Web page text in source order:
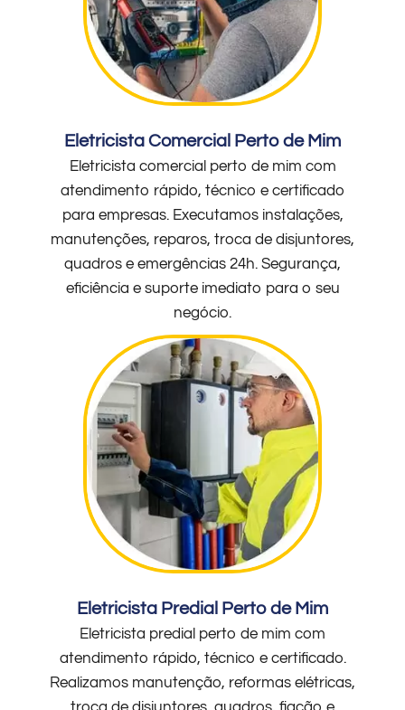
Eletricista Comercial Perto de Mim
Eletricista comercial perto de mim com
atendimento rápido, técnico e certificado
para empresas. Executamos instalações,
manutenções, reparos, troca de disjuntores,
quadros e emergências 24h. Segurança,
eficiência e suporte imediato para o seu
negócio.
Eletricista Predial Perto de Mim
Eletricista predial perto de mim com
atendimento rápido, técnico e certificado.
Realizamos manutenção, reformas elétricas,